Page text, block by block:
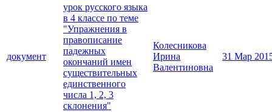
документ
урок русского языка
в 4 классе по теме
"Упражнения в
правописание
падежных
окончаний имен
существительных
единственного
числа 1, 2, 3
склонения"
Колесникова
Ирина
Валентиновна
31 Мар